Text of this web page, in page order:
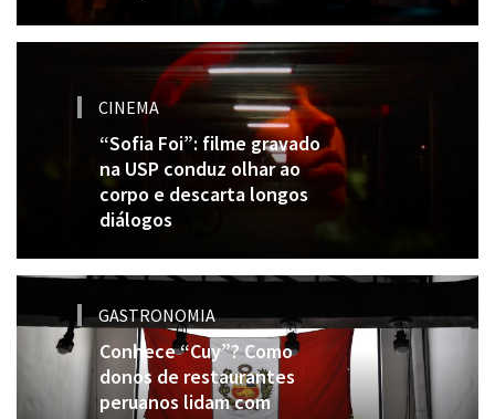
CINEMA
“Sofia Foi”: filme gravado
na USP conduz olhar ao
corpo e descarta longos
diálogos
GASTRONOMIA
Conhece “Cuy”? Como
donos de restaurantes
peruanos lidam com